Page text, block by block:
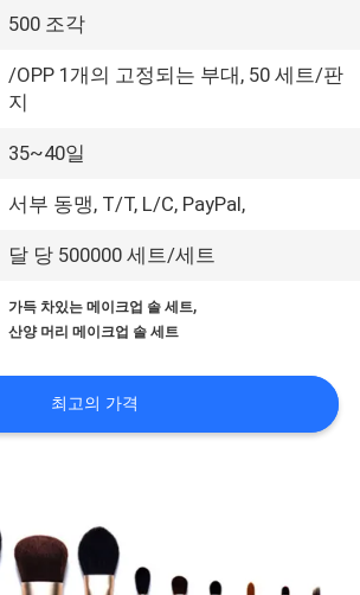
500 조각
/OPP 1개의 고정되는 부대, 50 세트/판
지
35~40일
서부 동맹, T/T, L/C, PayPal,
달 당 500000 세트/세트
가득 차있는 메이크업 솔 세트,
산양 머리 메이크업 솔 세트
최고의 가격